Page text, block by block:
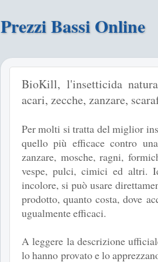
Prezzi Bassi Online
BioKill, l'insetticida
acari, zecche, zanzare,
Per molti si tratta del miglior
quello più efficace contro
zanzare, mosche, ragni,
vespe, pulci, cimici ed altri.
incolore, si può usare
prodotto, quanto costa, dove
ugualmente efficaci.
A leggere la descrizione
lo hanno provato e lo